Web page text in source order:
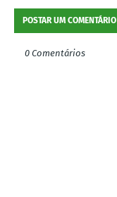
POSTAR UM COMENTÁRIO
0 Comentários